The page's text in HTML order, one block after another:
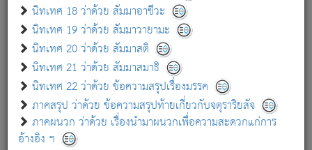
นิทเทศ 18 ว่าด้วย สัมมาอาชีวะ
นิทเทศ 19 ว่าด้วย สัมมาวายามะ
นิทเทศ 20 ว่าด้วย สัมมาสติ
นิทเทศ 21 ว่าด้วย สัมมาสมาธิ
นิทเทศ 22 ว่าด้วย ข้อความสรุปเรื่องมรรค
ภาคสรุป ว่าด้วย ข้อความสรุปท้ายเกี่ยวกับจตุราริยสัจ
ภาคผนวก ว่าด้วย เรื่องนำมาผนวกเพื่อความสะดวกแก่การ
อ้างอิง ฯ
หนังสือที่เกี่ยวข้อง